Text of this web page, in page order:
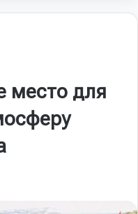
место для